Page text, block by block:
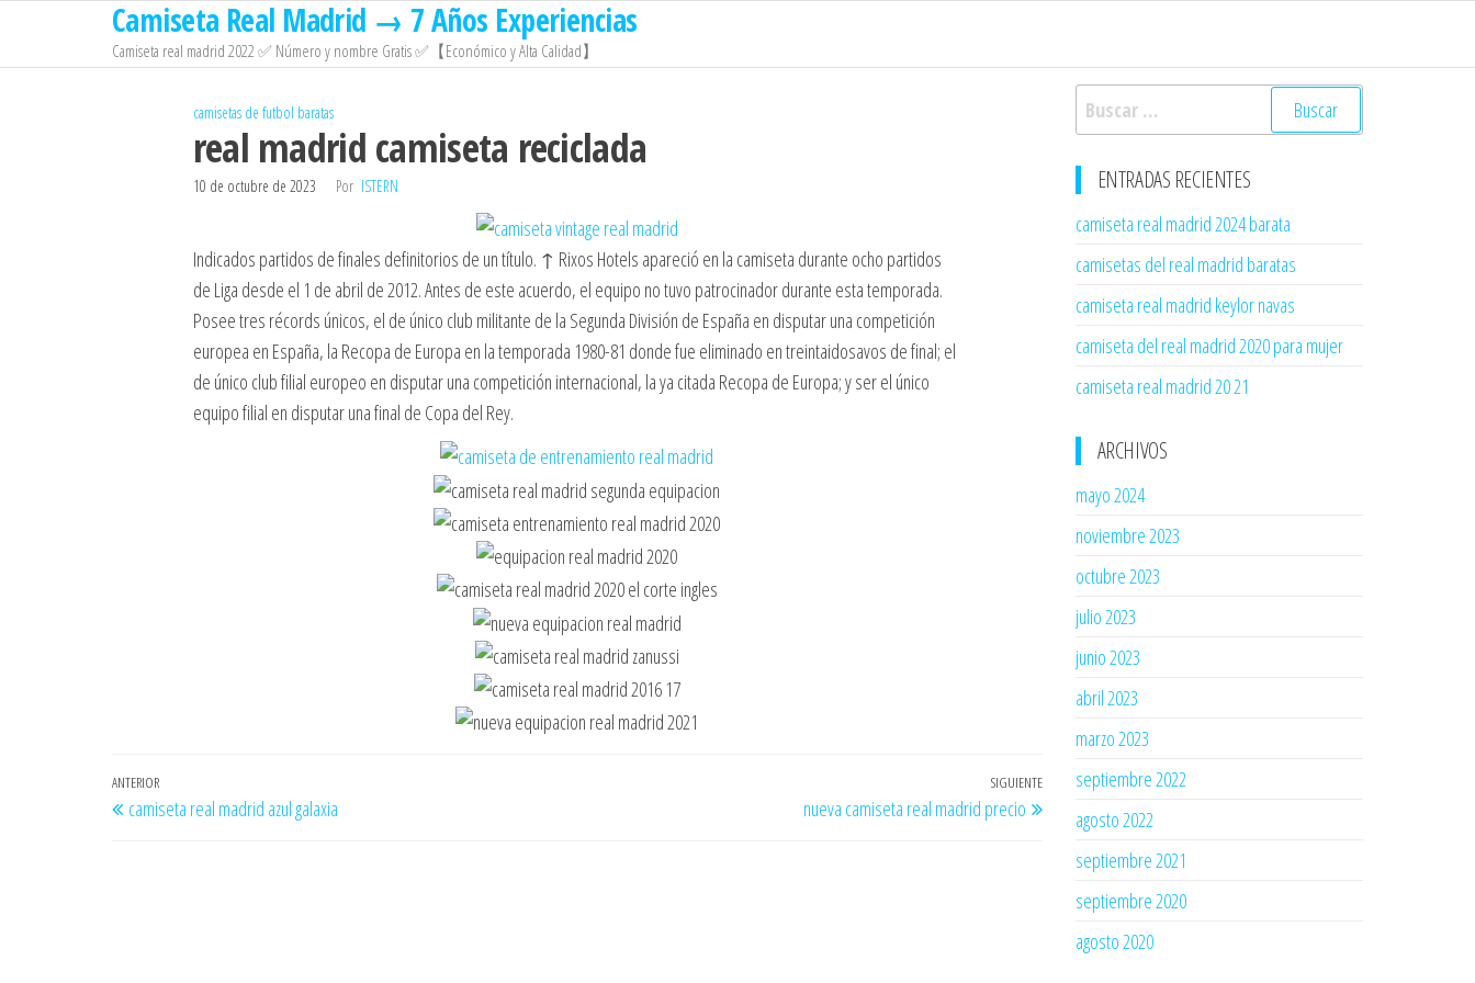
contenido
Camiseta Real Madrid → 7 Años Experiencias
Camiseta real madrid 2022 ✅ Número y nombre Gratis ✅【Económico y Alta Calidad】
camisetas de futbol baratas
real madrid camiseta reciclada
10 de octubre de 2023 Por ISTERN
Indicados partidos de finales definitorios de un título. ↑ Rixos Hotels apareció en la camiseta durante ocho partidos
de Liga desde el 1 de abril de 2012. Antes de este acuerdo, el equipo no tuvo patrocinador durante esta temporada.
Posee tres récords únicos, el de único club militante de la Segunda División de España en disputar una competición
europea en España, la Recopa de Europa en la temporada 1980-81 donde fue eliminado en treintaidosavos de final; el
de único club filial europeo en disputar una competición internacional, la ya citada Recopa de Europa; y ser el único
equipo filial en disputar una final de Copa del Rey.
Navegación
de
Entrada
anterior
ANTERIOR
camiseta real madrid azul galaxia
Entrada
siguiente
SIGUIENTE
nueva camiseta real madrid precio
Buscar:
ENTRADAS RECIENTES
camiseta real madrid 2024 barata
camisetas del real madrid baratas
camiseta real madrid keylor navas
camiseta del real madrid 2020 para mujer
camiseta real madrid 20 21
ARCHIVOS
mayo 2024
noviembre 2023
octubre 2023
julio 2023
junio 2023
abril 2023
marzo 2023
septiembre 2022
agosto 2022
septiembre 2021
septiembre 2020
agosto 2020